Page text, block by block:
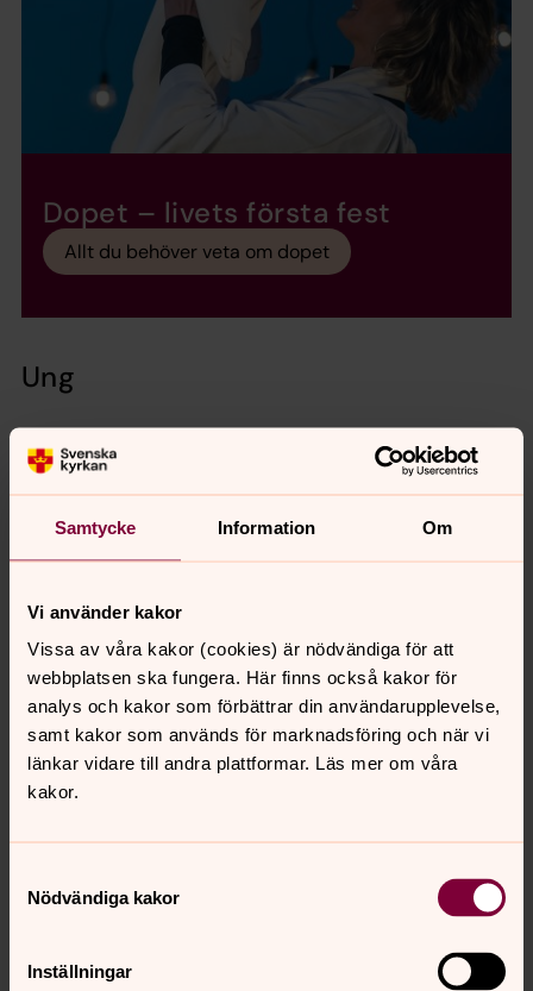
Samtycke Information Om
Vi använder kakor
Vissa av våra kakor (cookies) är nödvändiga för att
webbplatsen ska fungera. Här finns också kakor för
analys och kakor som förbättrar din användarupplevelse,
samt kakor som används för marknadsföring och när vi
länkar vidare till andra plattformar. Läs mer om våra
kakor.
Nödvändiga kakor
Inställningar
Dopet – livets första fest
Allt du behöver veta om dopet
Ung
Anmälan till konfirmation
2026/2027
Tänk dig att få fundera över livet och Gud tillsammans
med andra. Att vara konfirmand i Svenska kyrkan är en
perspektiv på livet. Här ges utrymme för dig och dina
Ung i Matteus
Få spännande upplevelser och nya perspektiv i S:t
Matteus kyrka i Malmö som konfirmand, bli en av våra
unga ledare, var med i ungdomsgruppen WWJD, sjung i
Själkänsla
är. Och du är inte ensam om att känna som du känner.
Välkommen till en webbplats som särskilt vänder sig till